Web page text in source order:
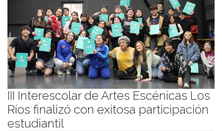
III Interescolar de Artes Escénicas Los
Ríos finalizó con exitosa participación
estudiantil